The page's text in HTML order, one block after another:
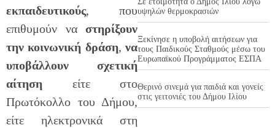
εκπαιδευτικούς, που
επιθυμούν ναστηρίξουν
την κοινωνική δράση, να
υποβάλλουν σχετική
αίτηση είτε στο
Πρωτόκολλο του Δήμου,
είτε ηλεκτρονικά στη
υψηλών θερμοκρασιών
Ξεκίνησε η υποβολή αιτήσεων για
τους Παιδικούς Σταθμούς μέσω του
Ευρωπαϊκού Προγράμματος ΕΣΠΑ
Θερινό σινεμά για παιδιά και γονείς
στις γειτονιές του Δήμου Ιλίου